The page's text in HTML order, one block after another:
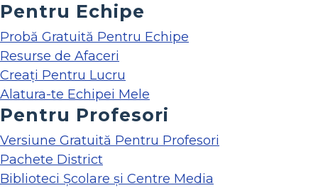
Pentru Echipe
Probă Gratuită Pentru Echipe
Resurse de Afaceri
Creați Pentru Lucru
Alatura-te Echipei Mele
Pentru Profesori
Versiune Gratuită Pentru Profesori
Pachete District
Biblioteci Școlare și Centre Media